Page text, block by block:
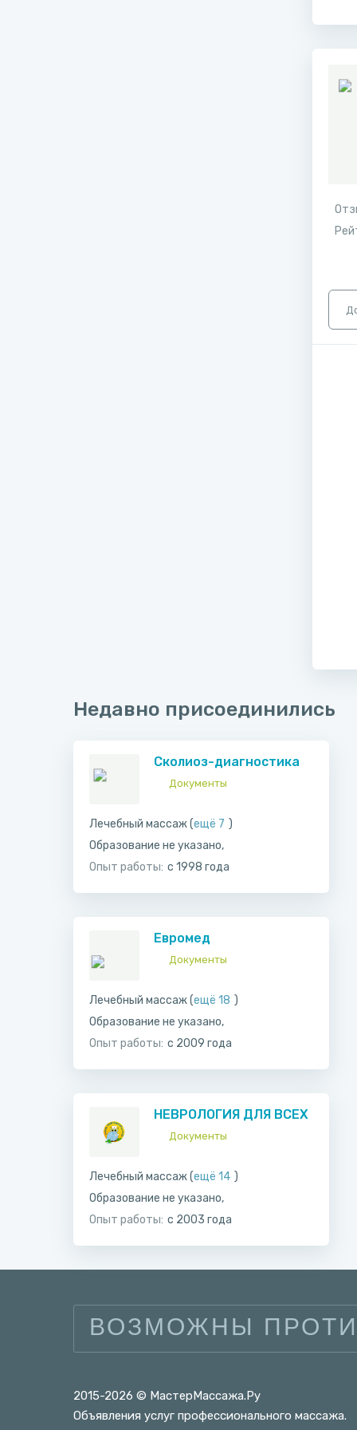
Недавно присоединились
Сколиоз-диагностика
Документы
Лечебный массаж (ещё 7 )
Образование не указано,
Опыт работы: с 1998 года
Евромед
Документы
Лечебный массаж (ещё 18 )
Образование не указано,
Опыт работы: с 2009 года
НЕВРОЛОГИЯ ДЛЯ ВСЕХ
Документы
Лечебный массаж (ещё 14 )
Образование не указано,
Опыт работы: с 2003 года
ВОЗМОЖНЫ
2015-2026 © МастерМассажа.Ру
Объявления услуг профессионального массажа.